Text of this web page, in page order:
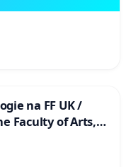
na FF UK /
Faculty of Arts,